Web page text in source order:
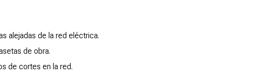
alejadas de la red eléctrica.
de obra.
de cortes en la red.